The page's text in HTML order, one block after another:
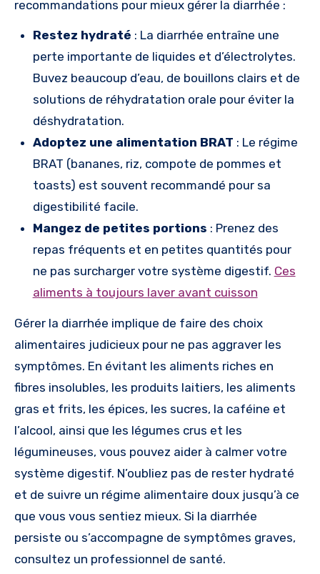
recommandations pour mieux gérer la diarrhée :
Restez hydraté : La diarrhée entraîne une
perte importante de liquides et d’électrolytes.
Buvez beaucoup d’eau, de bouillons clairs et de
solutions de réhydratation orale pour éviter la
déshydratation.
Adoptez une alimentation BRAT : Le régime
BRAT (bananes, riz, compote de pommes et
toasts) est souvent recommandé pour sa
digestibilité facile.
Mangez de petites portions : Prenez des
repas fréquents et en petites quantités pour
ne pas surcharger votre système digestif. Ces
aliments à toujours laver avant cuisson
Gérer la diarrhée implique de faire des choix
alimentaires judicieux pour ne pas aggraver les
symptômes. En évitant les aliments riches en
fibres insolubles, les produits laitiers, les aliments
gras et frits, les épices, les sucres, la caféine et
l’alcool, ainsi que les légumes crus et les
légumineuses, vous pouvez aider à calmer votre
système digestif. N’oubliez pas de rester hydraté
et de suivre un régime alimentaire doux jusqu’à ce
que vous vous sentiez mieux. Si la diarrhée
persiste ou s’accompagne de symptômes graves,
consultez un professionnel de santé.